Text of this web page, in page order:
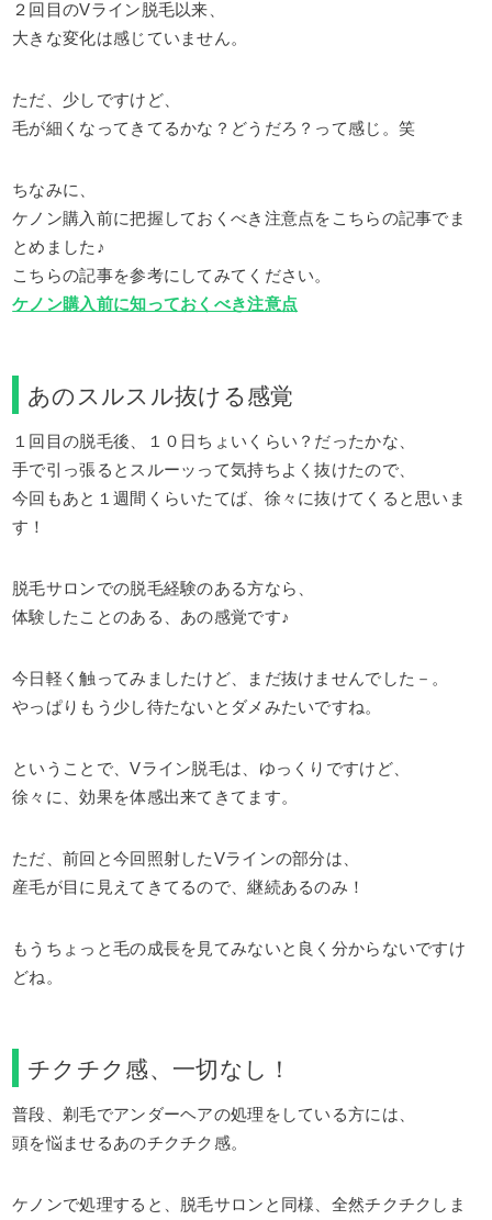
２回目のVライン脱毛以来、
大きな変化は感じていません。
ただ、少しですけど、
毛が細くなってきてるかな？どうだろ？って感じ。笑
ちなみに、
ケノン購入前に把握しておくべき注意点をこちらの記事でま
とめました♪
こちらの記事を参考にしてみてください。
ケノン購入前に知っておくべき注意点
あのスルスル抜ける感覚
１回目の脱毛後、１０日ちょいくらい？だったかな、
手で引っ張るとスルーッって気持ちよく抜けたので、
今回もあと１週間くらいたてば、徐々に抜けてくると思いま
す！
脱毛サロンでの脱毛経験のある方なら、
体験したことのある、あの感覚です♪
今日軽く触ってみましたけど、まだ抜けませんでした－。
やっぱりもう少し待たないとダメみたいですね。
ということで、Vライン脱毛は、ゆっくりですけど、
徐々に、効果を体感出来てきてます。
ただ、前回と今回照射したVラインの部分は、
産毛が目に見えてきてるので、継続あるのみ！
もうちょっと毛の成長を見てみないと良く分からないですけ
どね。
チクチク感、一切なし！
普段、剃毛でアンダーヘアの処理をしている方には、
頭を悩ませるあのチクチク感。
ケノンで処理すると、脱毛サロンと同様、全然チクチクしま